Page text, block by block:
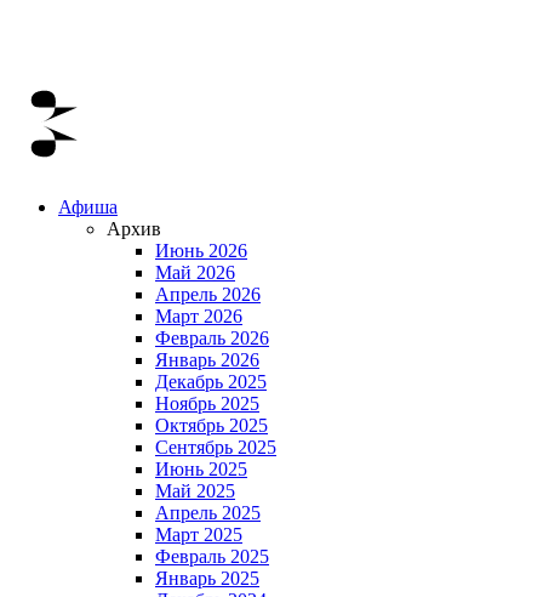
Афиша
Архив
Июнь 2026
Май 2026
Апрель 2026
Март 2026
Февраль 2026
Январь 2026
Декабрь 2025
Ноябрь 2025
Октябрь 2025
Сентябрь 2025
Июнь 2025
Май 2025
Апрель 2025
Март 2025
Февраль 2025
Январь 2025